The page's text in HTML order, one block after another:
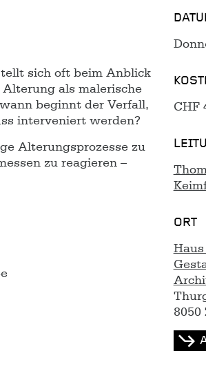
sich oft beim Anblick
als malerische
beginnt der Verfall,
interveniert werden?
Alterungsprozesse zu
zu reagieren –
CHF
ORT
8050